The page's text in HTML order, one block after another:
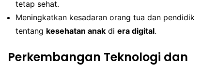
tetap sehat.
Meningkatkan kesadaran orang tua dan pendidik
tentang kesehatan anak di era digital.
Perkembangan Teknologi dan